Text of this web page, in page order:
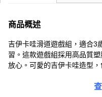
商品概述
吉伊卡哇滑道遊戲組，適合3
習。這款遊戲組採用高品質
放心。可愛的吉伊卡哇造型
調能力和空間感知能力，培